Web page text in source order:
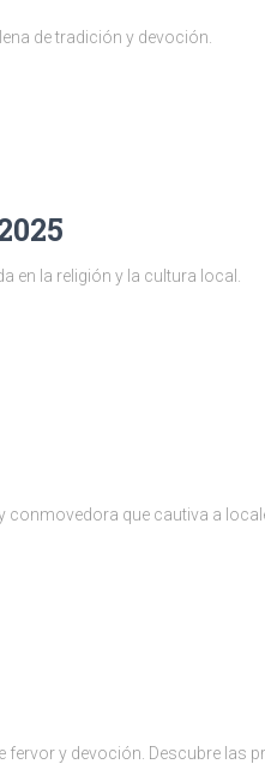
de tradición y devoción.
en la religión y la cultura local.
conmovedora que cautiva a
fervor y devoción. Descubre las